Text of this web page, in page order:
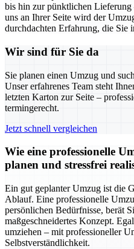
bis hin zur pünktlichen
uns an Ihrer Seite wird der
durchdachten Erfahrung, die Sie
Wir sind für Sie da
Sie planen einen Umzug und
Unser erfahrenes Team steht
letzten Karton zur Seite –
termingerecht.
Jetzt schnell vergleichen
Wie eine professionelle
planen und stressfrei
Ein gut geplanter Umzug ist die
Ablauf. Eine professionelle
persönlichen Bedürfnisse, berät
maßgeschneidertes Konzept.
umziehen – mit professioneller
Selbstverständlichkeit.